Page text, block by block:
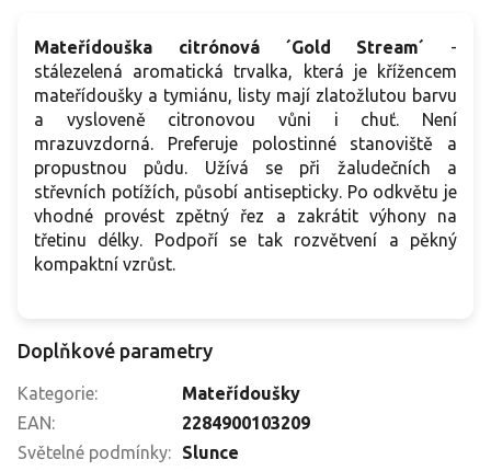
Mateřídouška citrónová ´Gold Stream´ -
stálezelená aromatická trvalka, která je křížencem
mateřídoušky a tymiánu, listy mají zlatožlutou barvu
a vysloveně citronovou vůni i chuť. Není
mrazuvzdorná. Preferuje polostinné stanoviště a
propustnou půdu. Užívá se při žaludečních a
střevních potížích, působí antisepticky. Po odkvětu je
vhodné provést zpětný řez a zakrátit výhony na
třetinu délky. Podpoří se tak rozvětvení a pěkný
kompaktní vzrůst.
Doplňkové parametry
Kategorie:
Mateřídoušky
EAN:
2284900103209
Světelné podmínky:
Slunce